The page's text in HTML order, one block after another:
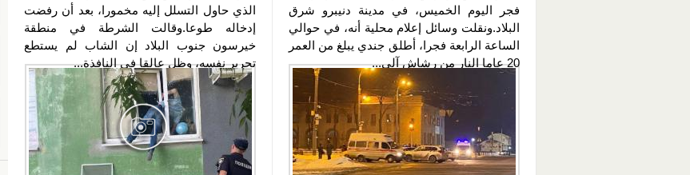
فجر اليوم الخميس، في مدينة دنيبرو شرق
البلاد.ونقلت وسائل إعلام محلية أنه، في حوالي
الساعة الرابعة فجرا، أطلق جندي يبلغ من العمر
20 عاما النار من رشاش آلي...
الذي حاول التسلل إليه مخمورا، بعد أن رفضت
إدخاله طوعا.وقالت الشرطة في منطقة
خيرسون جنوب البلاد إن الشاب لم يستطع
تحرير نفسه، وظل عالقا في النافذة...